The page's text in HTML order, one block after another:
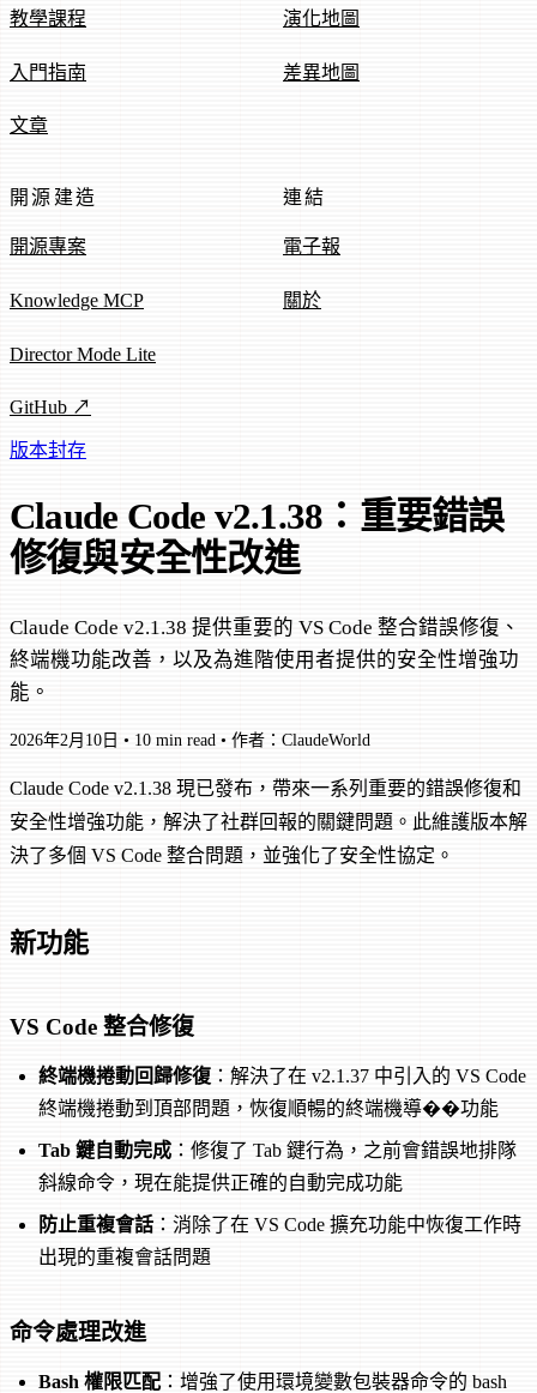
教學課程
入門指南
文章
演化地圖
差異地圖
開源建造
開源專案
Knowledge MCP
Director Mode Lite
GitHub ↗
連結
電子報
關於
版本封存
Claude Code v2.1.38：重要錯誤
修復與安全性改進
Claude Code v2.1.38 提供重要的 VS Code 整合錯誤修復、
終端機功能改善，以及為進階使用者提供的安全性增強功
能。
2026年2月10日 • 10 min read • 作者：ClaudeWorld
Claude Code v2.1.38 現已發布，帶來一系列重要的錯誤修復和
安全性增強功能，解決了社群回報的關鍵問題。此維護版本解
決了多個 VS Code 整合問題，並強化了安全性協定。
新功能
VS Code 整合修復
終端機捲動回歸修復 ：解決了在 v2.1.37 中引入的 VS Code
終端機捲動到頂部問題，恢復順暢的終端機導��功能
Tab 鍵自動完成 ：修復了 Tab 鍵行為，之前會錯誤地排隊
斜線命令，現在能提供正確的自動完成功能
防止重複會話 ：消除了在 VS Code 擴充功能中恢復工作時
出現的重複會話問題
命令處理改進
Bash 權限匹配：增強了使用環境變數包裝器命令的 bash